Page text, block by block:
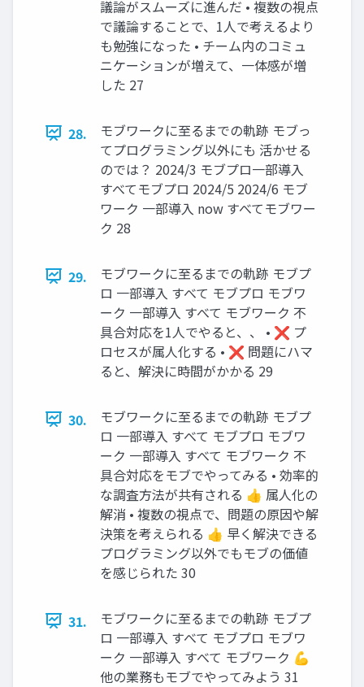
議論がスムーズに進んだ • 複数の視点
で議論することで、1人で考えるより
も勉強になった • チーム内のコミュ
ニケーションが増えて、一体感が増
した 27
28.
モブワークに至るまでの軌跡 モブっ
てプログラミング以外にも 活かせる
のでは？ 2024/3 モブプロ一部導入
すべてモブプロ 2024/5 2024/6 モブ
ワーク 一部導入 now すべてモブワー
ク 28
29.
モブワークに至るまでの軌跡 モブプ
ロ 一部導入 すべて モブプロ モブワ
ーク 一部導入 すべて モブワーク 不
具合対応を1人でやると、、 • ❌ プ
ロセスが属人化する • ❌ 問題にハマ
ると、解決に時間がかかる 29
30.
モブワークに至るまでの軌跡 モブプ
ロ 一部導入 すべて モブプロ モブワ
ーク 一部導入 すべて モブワーク 不
具合対応をモブでやってみる • 効率的
な調査方法が共有される 👍 属人化の
解消 • 複数の視点で、問題の原因や解
決策を考えられる 👍 早く解決できる
プログラミング以外でもモブの価値
を感じられた 30
31.
モブワークに至るまでの軌跡 モブプ
ロ 一部導入 すべて モブプロ モブワ
ーク 一部導入 すべて モブワーク 💪
他の業務もモブでやってみよう 31